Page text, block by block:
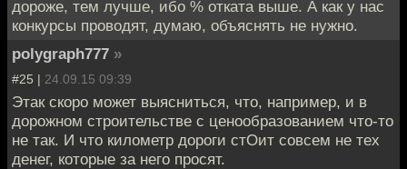
дороже, тем лучше, ибо % отката выше. А как у нас
конкурсы проводят, думаю, объяснять не нужно.
polygraph777 »
#25 | 24.09.15 09:39
Этак скоро может выясниться, что, например, и в
дорожном строительстве с ценообразованием что-то
не так. И что километр дороги стОит совсем не тех
денег, которые за него просят.